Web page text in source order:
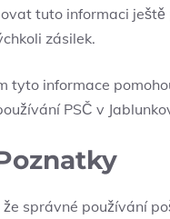
tuto informaci ještě
zásilek.
tyto informace
PSČ v
správné používání